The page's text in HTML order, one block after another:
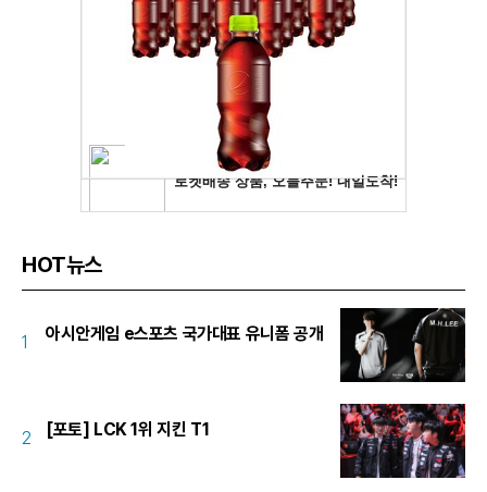
HOT뉴스
1 아시안게임 e스포츠 국가대표 유니폼 공개
2 [포토] LCK 1위 지킨 T1